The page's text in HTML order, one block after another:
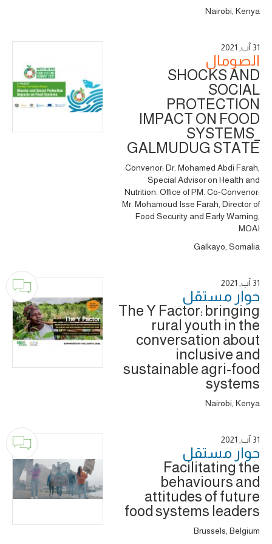
Nairobi, Kenya
31 آب, 2021
الصومال
SHOCKS AND
SOCIAL
PROTECTION
IMPACT ON FOOD
SYSTEMS_
GALMUDUG STATE
Convenor: Dr. Mohamed Abdi Farah,
Special Advisor on Health and
Nutrition. Office of PM. Co-Convenor:
Mr. Mohamoud Isse Farah, Director of
Food Security and Early Warning,
MOAI
Galkayo, Somalia
31 آب, 2021
حوار ‎مستقل
The Y Factor: bringing
rural youth in the
conversation about
inclusive and
sustainable agri-food
systems
Nairobi, Kenya
31 آب, 2021
حوار ‎مستقل
Facilitating the
behaviours and
attitudes of future
food systems leaders
Brussels, Belgium